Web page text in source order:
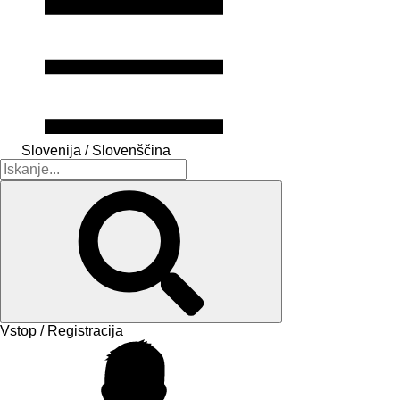
Slovenija / Slovenščina
Vstop / Registracija